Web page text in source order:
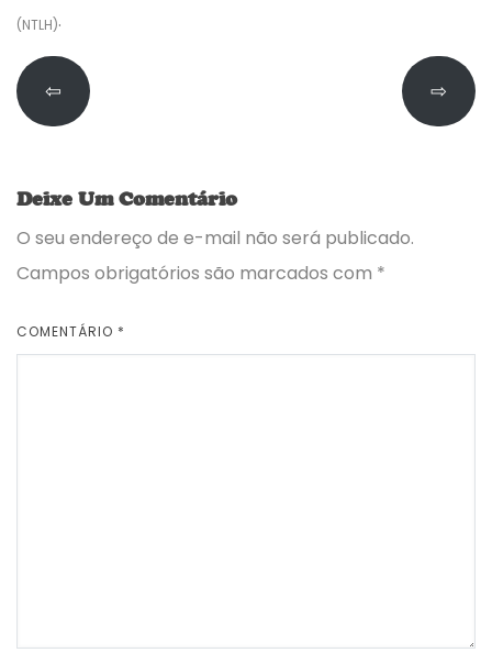
(NTLH).
⇦ ⇨
Deixe Um Comentário
O seu endereço de e-mail não será publicado.
Campos obrigatórios são marcados com *
COMENTÁRIO *